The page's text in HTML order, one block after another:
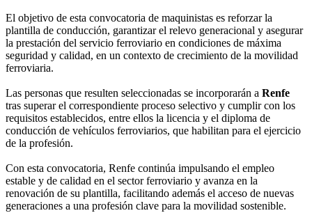
El objetivo de esta convocatoria de maquinistas es reforzar la
plantilla de conducción, garantizar el relevo generacional y asegurar
la prestación del servicio ferroviario en condiciones de máxima
seguridad y calidad, en un contexto de crecimiento de la movilidad
ferroviaria.
Las personas que resulten seleccionadas se incorporarán a Renfe
tras superar el correspondiente proceso selectivo y cumplir con los
requisitos establecidos, entre ellos la licencia y el diploma de
conducción de vehículos ferroviarios, que habilitan para el ejercicio
de la profesión.
Con esta convocatoria, Renfe continúa impulsando el empleo
estable y de calidad en el sector ferroviario y avanza en la
renovación de su plantilla, facilitando además el acceso de nuevas
generaciones a una profesión clave para la movilidad sostenible.